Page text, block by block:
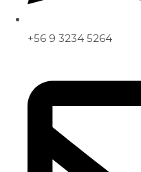
+56 9 3234 5264